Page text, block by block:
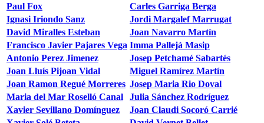
Paul Fox
Carles Garriga Berga
Ignasi Iriondo Sanz
Jordi Margalef Marrugat
David Miralles Esteban
Joan Navarro Martín
Francisco Javier Pajares Vega Imma Pallejà Masip
Antonio Perez Jimenez
Josep Petchamé Sabartés
Joan Lluís Pijoan Vidal
Miguel Ramírez Martín
Joan Ramon Regué Morreres Josep Maria Rio Doval
Maria del Mar Roselló Canal
Julia Sánchez Rodríguez
Xavier Sevillano Domínguez
Joan Claudi Socoró Carrié